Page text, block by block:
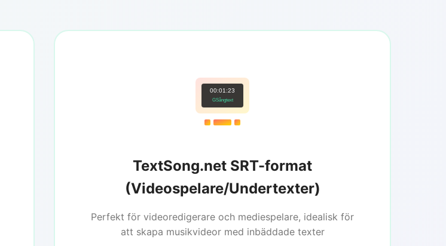
00:01:23
GSångtext
TextSong.net SRT-format
(Videospelare/Undertexter)
Perfekt för videoredigerare och mediespelare, idealisk för
att skapa musikvideor med inbäddade texter